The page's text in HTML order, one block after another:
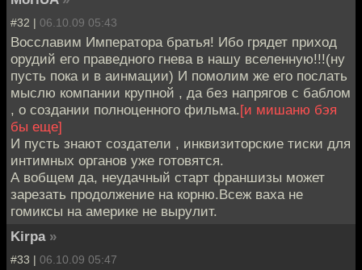
#32 | 06.10.09 05:43
Восславим Императора братья! Ибо грядет приход
орудий его праведного гнева в нашу вселенную!!!(ну
пусть пока и в аинмации) И помолим же его послать
мыслю компании крупной , да без напрягов с баблом
, о создании полноценного фильма.[и мишаню бэя
бы еще]
И пусть знают создатели , инквизиторские тиски для
интимных органов уже готовятся.
А вобщем да, неудачный старт франшизы может
зарезать продолжение на корню.Всеж ваха не
гомиксы на америке не вырулит.
Kirpa »
#33 | 06.10.09 05:47